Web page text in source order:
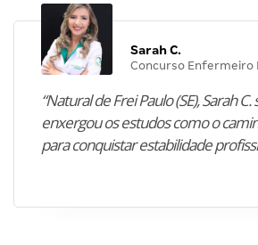
Sarah C.
Concurso Enfermeiro
“Natural de Frei Paulo (SE), Sarah
enxergou os estudos como o
para conquistar estabilidade